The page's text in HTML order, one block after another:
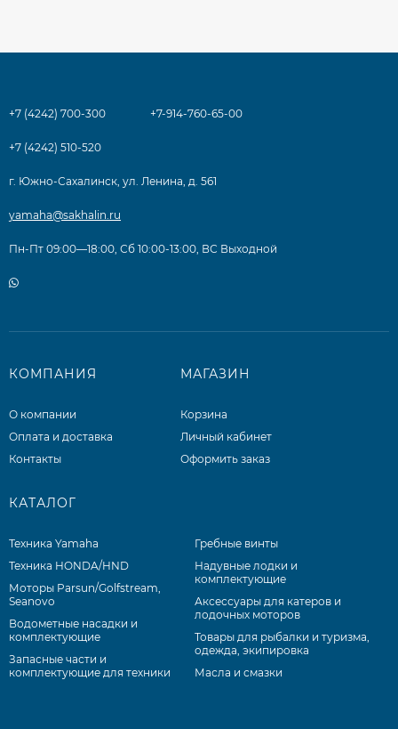
+7 (4242) 700-300 +7-914-760-65-00
+7 (4242) 510-520
г. Южно-Сахалинск, ул. Ленина, д. 561
yamaha@sakhalin.ru
Пн-Пт 09:00—18:00, Сб 10:00-13:00, ВС Выходной
КОМПАНИЯ
О компании
Оплата и доставка
Контакты
МАГАЗИН
Корзина
Личный кабинет
Оформить заказ
КАТАЛОГ
Техника Yamaha
Техника HONDA/HND
Моторы Parsun/Golfstream,
Seanovo
Водометные насадки и
комплектующие
Запасные части и
комплектующие для техники
Гребные винты
Надувные лодки и
комплектующие
Аксессуары для катеров и
лодочных моторов
Товары для рыбалки и туризма,
одежда, экипировка
Масла и смазки